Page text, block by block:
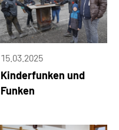
15.03.2025
Kinderfunken und
Funken